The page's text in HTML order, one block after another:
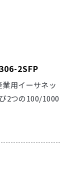
2SFP
用イーサネッ
2つの100/1000